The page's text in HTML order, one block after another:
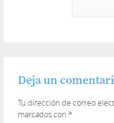
Deja un
Tu dirección de correo
marcados con *